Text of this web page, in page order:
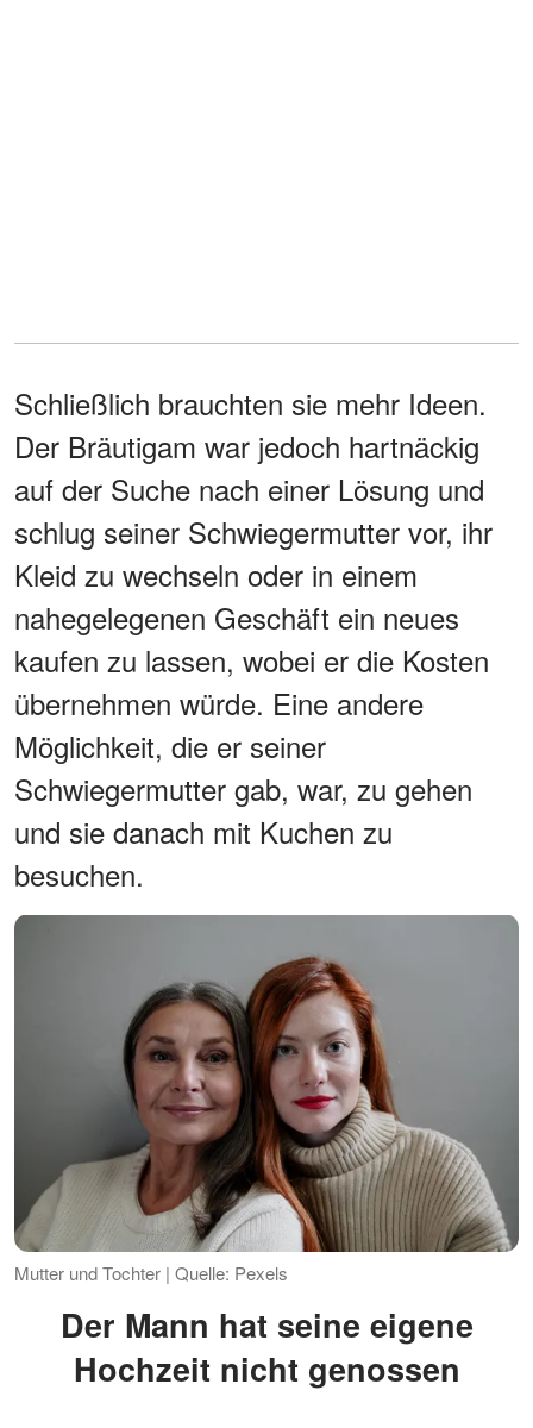
Schließlich brauchten sie mehr Ideen.
Der Bräutigam war jedoch hartnäckig
auf der Suche nach einer Lösung und
schlug seiner Schwiegermutter vor, ihr
Kleid zu wechseln oder in einem
nahegelegenen Geschäft ein neues
kaufen zu lassen, wobei er die Kosten
übernehmen würde. Eine andere
Möglichkeit, die er seiner
Schwiegermutter gab, war, zu gehen
und sie danach mit Kuchen zu
besuchen.
Mutter und Tochter | Quelle: Pexels
Der Mann hat seine eigene
Hochzeit nicht genossen